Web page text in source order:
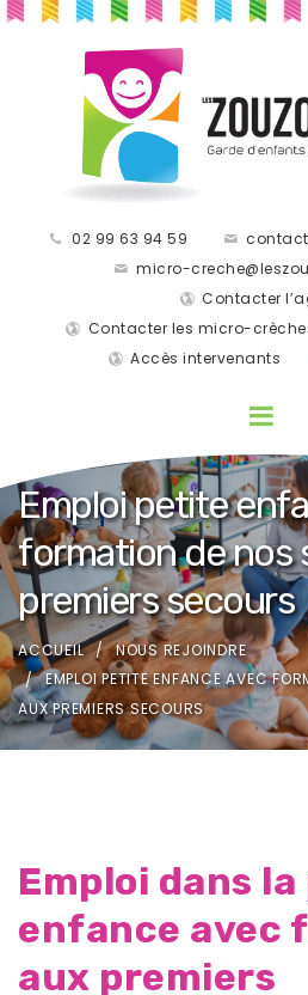
02 99 63 94 59
micro-
Contacter
Contacter les micro-
Accès intervenants
Emploi petite
formation de nos
premiers secours
ACCUEIL
NOUS REJOINDRE
EMPLOI PETITE ENFANCE AVEC
AUX PREMIERS SECOURS
Emploi dans
enfance avec
aux premiers